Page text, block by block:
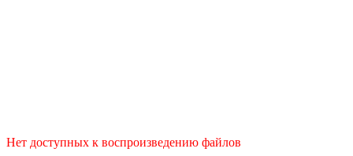
Нет доступных к воспроизведению файлов